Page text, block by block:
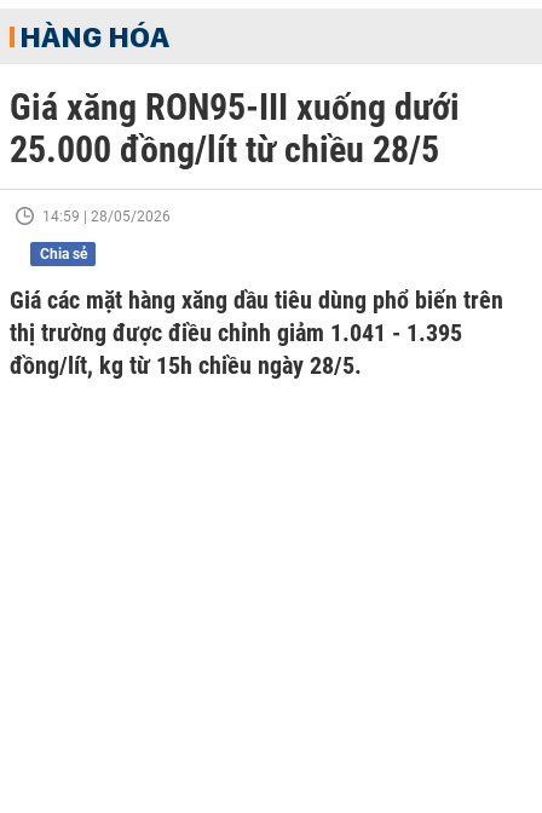
HÀNG HÓA
Giá xăng RON95-III xuống dưới
25.000 đồng/lít từ chiều 28/5
14:59 | 28/05/2026
Chia sẻ
Giá các mặt hàng xăng dầu tiêu dùng phổ biến trên
thị trường được điều chỉnh giảm 1.041 - 1.395
đồng/lít, kg từ 15h chiều ngày 28/5.